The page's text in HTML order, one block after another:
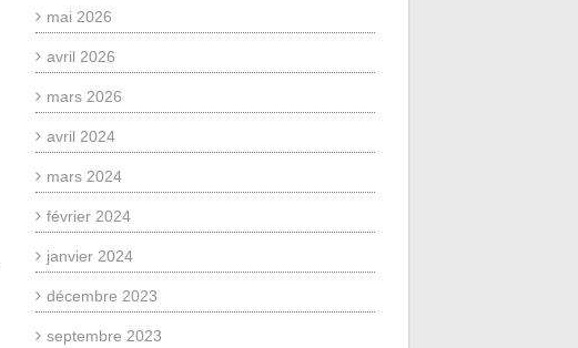
mai 2026
avril 2026
mars 2026
avril 2024
mars 2024
février 2024
janvier 2024
décembre 2023
septembre 2023